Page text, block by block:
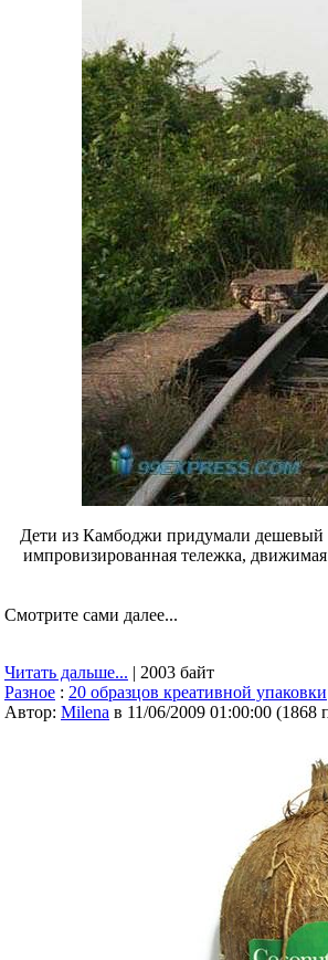
Дети из Камбоджи придумали дешевый
импровизированная тележка,
Смотрите сами далее...
Читать дальше... | 2003 байт
Разное : 20 образцов креативной упаковки
Автор: Milena в 11/06/2009 01:00:00 (1868